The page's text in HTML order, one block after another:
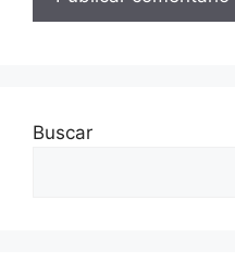
Buscar